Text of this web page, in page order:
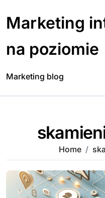
content
Marketing
na poziomie
Marketing blog
Home